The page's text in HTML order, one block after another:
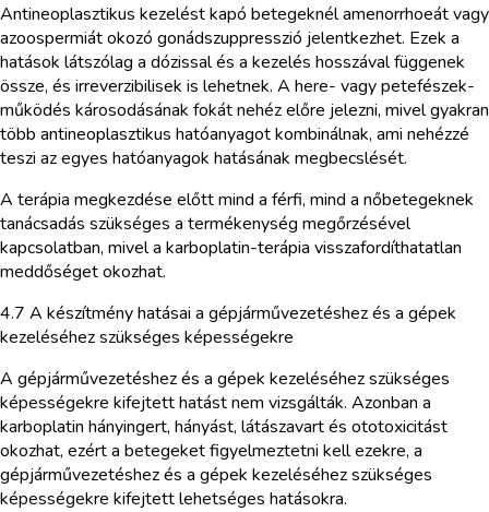
Antineoplasztikus kezelést kapó betegeknél amenorrhoeát vagy
azoospermiát okozó gonádszuppresszió jelentkezhet. Ezek a
hatások látszólag a dózissal és a kezelés hosszával függenek
össze, és irreverzibilisek is lehetnek. A here- vagy petefészek-
működés károsodásának fokát nehéz előre jelezni, mivel gyakran
több antineoplasztikus hatóanyagot kombinálnak, ami nehézzé
teszi az egyes hatóanyagok hatásának megbecslését.
A terápia megkezdése előtt mind a férfi, mind a nőbetegeknek
tanácsadás szükséges a termékenység megőrzésével
kapcsolatban, mivel a karboplatin-terápia visszafordíthatatlan
meddőséget okozhat.
4.7 A készítmény hatásai a gépjárművezetéshez és a gépek
kezeléséhez szükséges képességekre
A gépjárművezetéshez és a gépek kezeléséhez szükséges
képességekre kifejtett hatást nem vizsgálták. Azonban a
karboplatin hányingert, hányást, látászavart és ototoxicitást
okozhat, ezért a betegeket figyelmeztetni kell ezekre, a
gépjárművezetéshez és a gépek kezeléséhez szükséges
képességekre kifejtett lehetséges hatásokra.